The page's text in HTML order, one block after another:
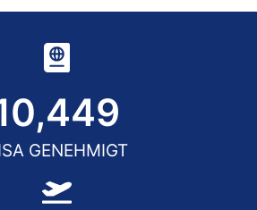
GENEHMIGT